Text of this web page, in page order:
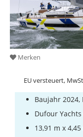
Merken
EU versteuert,
Baujahr 2024,
Dufour Yachts
13,91 m x